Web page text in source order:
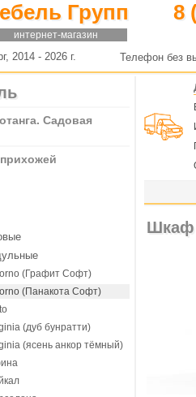
Групп
интернет-магазин
8
2014 - 2026 г. Телефон без
Садовая
(Графит Софт)
(Панакота Софт)
(дуб бунратти)
(ясень анкор тёмный)
Шкаф